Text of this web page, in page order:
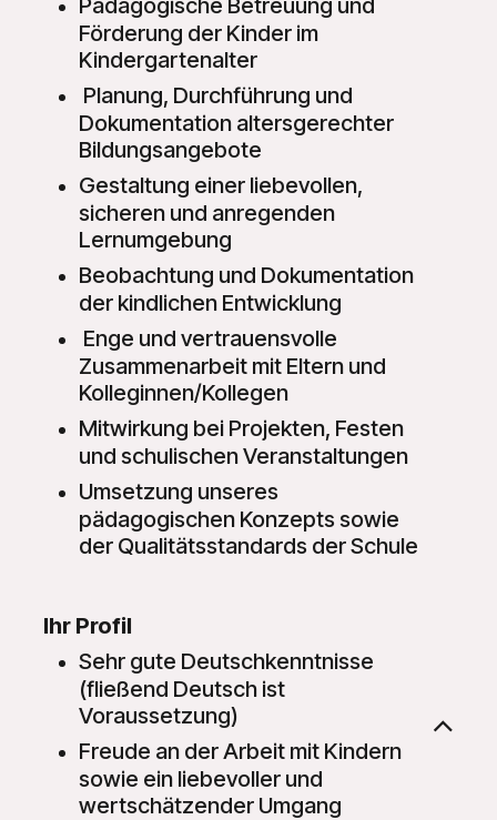
Förderung der Kinder im
Kindergartenalter
Planung, Durchführung und
Dokumentation altersgerechter
Bildungsangebote
Gestaltung einer liebevollen,
sicheren und anregenden
Lernumgebung
Beobachtung und Dokumentation
der kindlichen Entwicklung
Enge und vertrauensvolle
Zusammenarbeit mit Eltern und
Kolleginnen/Kollegen
Mitwirkung bei Projekten, Festen
und schulischen Veranstaltungen
Umsetzung unseres
pädagogischen Konzepts sowie
der Qualitätsstandards der Schule
Ihr Profil
Sehr gute Deutschkenntnisse
(fließend Deutsch ist
Voraussetzung)
Freude an der Arbeit mit Kindern
sowie ein liebevoller und
wertschätzender Umgang